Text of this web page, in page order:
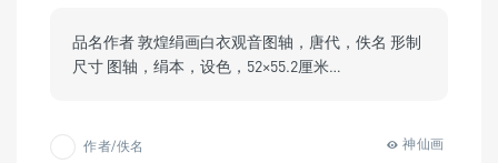
品名作者 敦煌绢画白衣观音图轴，唐代，佚名 形制
尺寸 图轴，绢本，设色，52×55.2厘米…
作者/佚名 神仙画